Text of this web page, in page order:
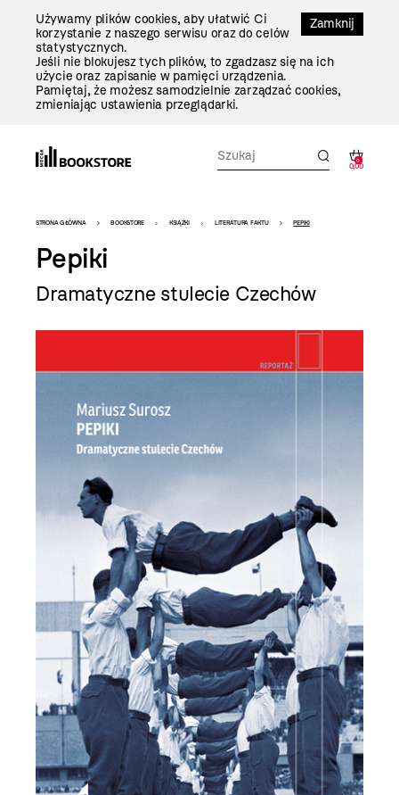
Zamknij
Używamy plików cookies, aby ułatwić Ci
korzystanie z naszego serwisu oraz do celów
statystycznych.
Jeśli nie blokujesz tych plików, to zgadzasz się na ich
użycie oraz zapisanie w pamięci urządzenia.
Pamiętaj, że możesz samodzielnie zarządzać cookies,
zmieniając ustawienia przeglądarki.
0
0,00
Bookstore
-
szablon
szczegóły
STRONA GŁÓWNA BOOKSTORE KSIĄŻKI LITERATURA FAKTU PEPIKI
Pepiki
Dramatyczne stulecie Czechów